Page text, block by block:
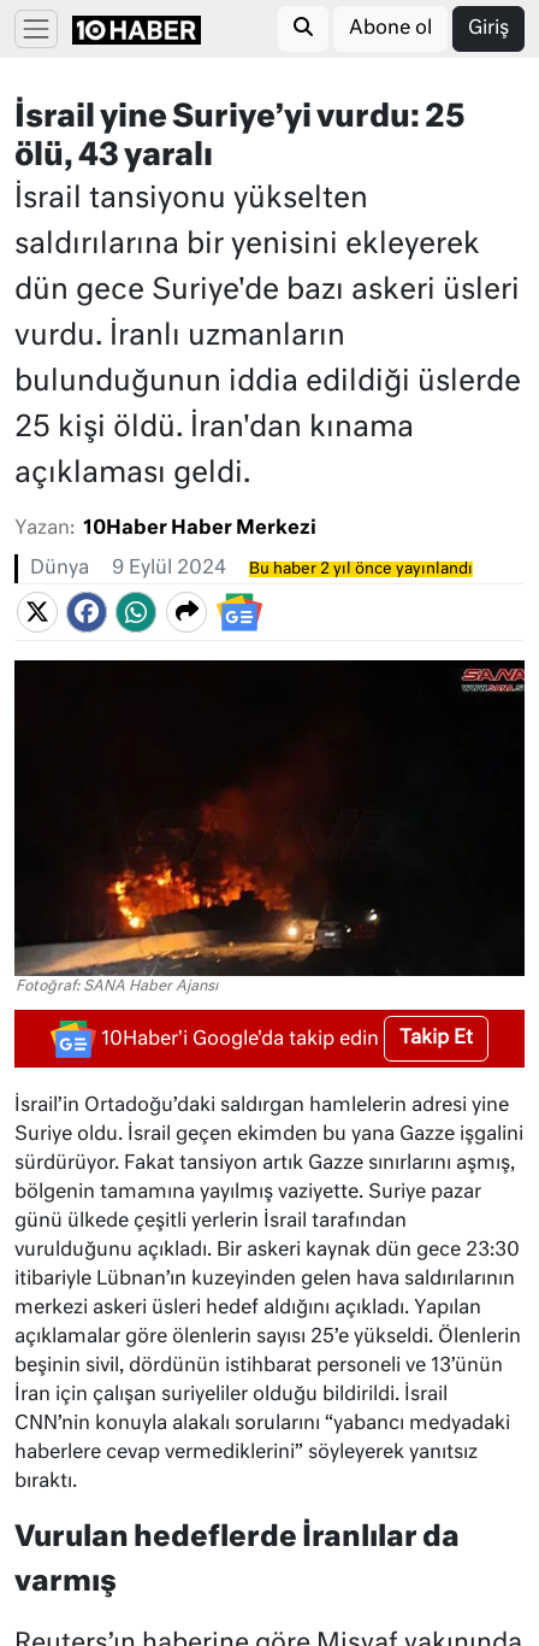
Abone ol Giriş
İsrail yine Suriye’yi vurdu: 25
ölü, 43 yaralı
İsrail tansiyonu yükselten
saldırılarına bir yenisini ekleyerek
dün gece Suriye'de bazı askeri üsleri
vurdu. İranlı uzmanların
bulunduğunun iddia edildiği üslerde
25 kişi öldü. İran'dan kınama
açıklaması geldi.
Yazan: 10Haber Haber Merkezi
Dünya 9 Eylül 2024 Bu haber 2 yıl önce yayınlandı
Fotoğraf: SANA Haber Ajansı
10Haber'i Google'da takip edin Takip Et
İsrail’in Ortadoğu’daki saldırgan hamlelerin adresi yine
Suriye oldu. İsrail geçen ekimden bu yana Gazze işgalini
sürdürüyor. Fakat tansiyon artık Gazze sınırlarını aşmış,
bölgenin tamamına yayılmış vaziyette. Suriye pazar
günü ülkede çeşitli yerlerin İsrail tarafından
vurulduğunu açıkladı. Bir askeri kaynak dün gece 23:30
itibariyle Lübnan’ın kuzeyinden gelen hava saldırılarının
merkezi askeri üsleri hedef aldığını açıkladı. Yapılan
açıklamalar göre ölenlerin sayısı 25’e yükseldi. Ölenlerin
beşinin sivil, dördünün istihbarat personeli ve 13’ünün
İran için çalışan suriyeliler olduğu bildirildi. İsrail
CNN’nin konuyla alakalı sorularını “yabancı medyadaki
haberlere cevap vermediklerini” söyleyerek yanıtsız
bıraktı.
Vurulan hedeflerde İranlılar da
varmış